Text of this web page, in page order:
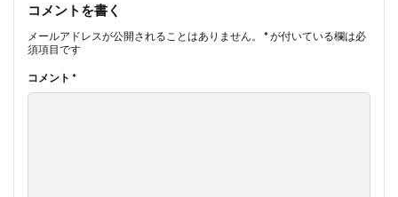
コメントを書く
メールアドレスが公開されることはありません。 *が付いている欄は必
須項目です
コメント *